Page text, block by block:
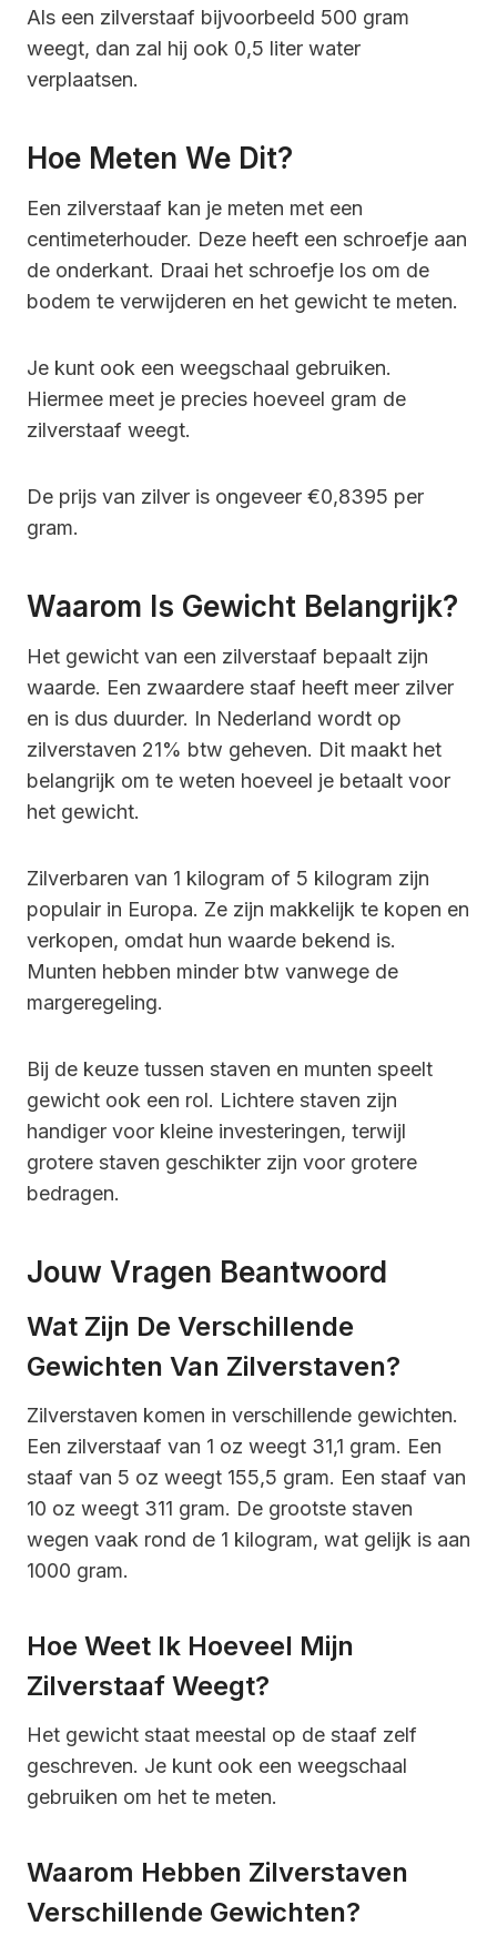
Als een zilverstaaf bijvoorbeeld 500 gram
weegt, dan zal hij ook 0,5 liter water
verplaatsen.
Hoe Meten We Dit?
Een zilverstaaf kan je meten met een
centimeterhouder. Deze heeft een schroefje aan
de onderkant. Draai het schroefje los om de
bodem te verwijderen en het gewicht te meten.
Je kunt ook een weegschaal gebruiken.
Hiermee meet je precies hoeveel gram de
zilverstaaf weegt.
De prijs van zilver is ongeveer €0,8395 per
gram.
Waarom Is Gewicht Belangrijk?
Het gewicht van een zilverstaaf bepaalt zijn
waarde. Een zwaardere staaf heeft meer zilver
en is dus duurder. In Nederland wordt op
zilverstaven 21% btw geheven. Dit maakt het
belangrijk om te weten hoeveel je betaalt voor
het gewicht.
Zilverbaren van 1 kilogram of 5 kilogram zijn
populair in Europa. Ze zijn makkelijk te kopen en
verkopen, omdat hun waarde bekend is.
Munten hebben minder btw vanwege de
margeregeling.
Bij de keuze tussen staven en munten speelt
gewicht ook een rol. Lichtere staven zijn
handiger voor kleine investeringen, terwijl
grotere staven geschikter zijn voor grotere
bedragen.
Jouw Vragen Beantwoord
Wat Zijn De Verschillende
Gewichten Van Zilverstaven?
Zilverstaven komen in verschillende gewichten.
Een zilverstaaf van 1 oz weegt 31,1 gram. Een
staaf van 5 oz weegt 155,5 gram. Een staaf van
10 oz weegt 311 gram. De grootste staven
wegen vaak rond de 1 kilogram, wat gelijk is aan
1000 gram.
Hoe Weet Ik Hoeveel Mijn
Zilverstaaf Weegt?
Het gewicht staat meestal op de staaf zelf
geschreven. Je kunt ook een weegschaal
gebruiken om het te meten.
Waarom Hebben Zilverstaven
Verschillende Gewichten?